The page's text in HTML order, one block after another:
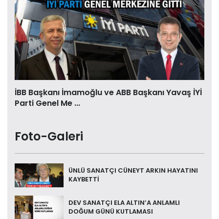
İBB Başkanı İmamoğlu ve ABB Başkanı Yavaş İYİ
Parti Genel Me ...
Foto-Galeri
ÜNLÜ SANATÇI CÜNEYT ARKIN HAYATINI
KAYBETTİ
DEV SANATÇI ELA ALTIN’A ANLAMLI
DOĞUM GÜNÜ KUTLAMASI